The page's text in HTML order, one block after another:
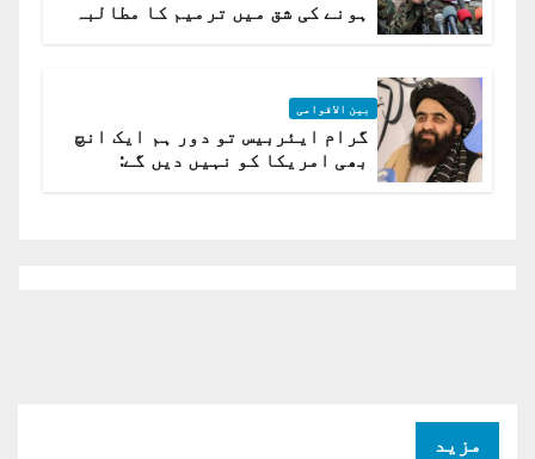
ہونے کی شق میں ترمیم کا مطالبہ
بین الاقوامی
گرام ایئربیس تو دور ہم ایک انچ
بھی امریکا کو نہیں دیں گے:
مزید